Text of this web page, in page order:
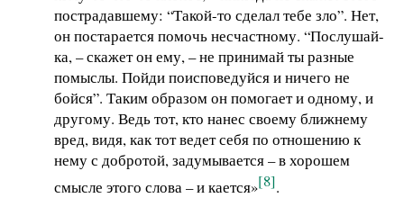
пострадавшему: “Такой-то сделал тебе зло”. Нет,
он постарается помочь несчастному. “Послушай-
ка, – скажет он ему, – не принимай ты разные
помыслы. Пойди поисповедуйся и ничего не
бойся”. Таким образом он помогает и одному, и
другому. Ведь тот, кто нанес своему ближнему
вред, видя, как тот ведет себя по отношению к
нему с добротой, задумывается – в хорошем
смысле этого слова – и кается»[8].